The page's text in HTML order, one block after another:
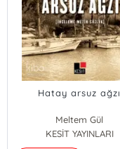
Hatay arsuz ağzı
Meltem Gül
KESİT YAYINLARI